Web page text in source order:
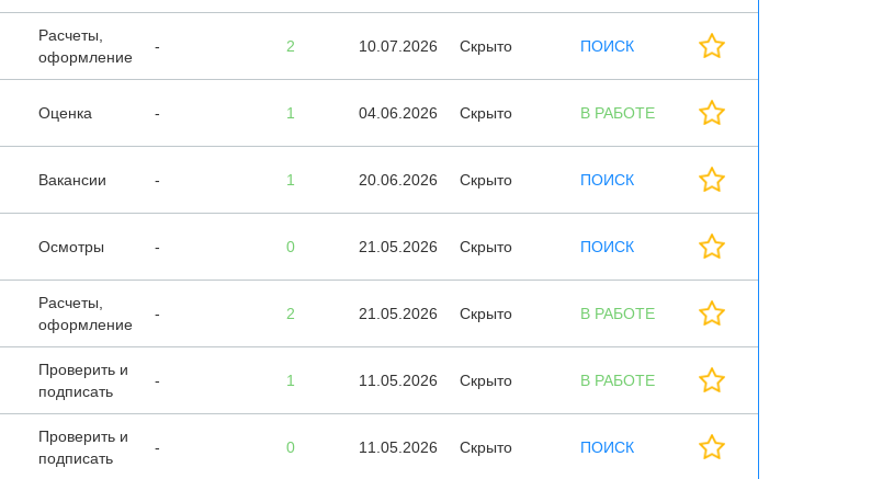
Расчеты,
оформление
- 2 10.07.2026 Скрыто ПОИСК
Оценка - 1 04.06.2026 Скрыто В РАБОТЕ
Вакансии - 1 20.06.2026 Скрыто ПОИСК
Осмотры - 0 21.05.2026 Скрыто ПОИСК
Расчеты,
оформление
- 2 21.05.2026 Скрыто В РАБОТЕ
Проверить и
подписать
- 1 11.05.2026 Скрыто В РАБОТЕ
Проверить и
подписать
- 0 11.05.2026 Скрыто ПОИСК